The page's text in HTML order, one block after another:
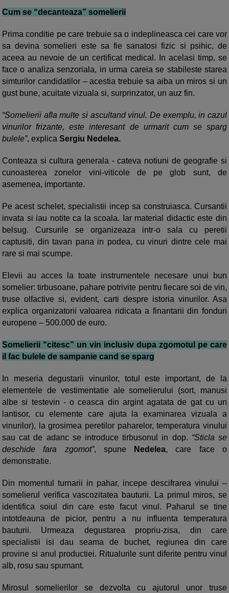
Cum se “decanteaza” somelierii
Prima conditie pe care trebuie sa o indeplineasca cei care vor
sa devina somelieri este sa fie sanatosi fizic si psihic, de
aceea au nevoie de un certificat medical. In acelasi timp, se
face o analiza senzoriala, in urma careia se stabileste starea
simturilor candidatilor – acestia trebuie sa aiba un miros si un
gust bune, acuitate vizuala si, surprinzator, un auz fin.
“Somelierii afla multe si ascultand vinul. De exemplu, in cazul
vinurilor frizante, este interesant de urmarit cum se sparg
bulele”, explica Sergiu Nedelea.
Conteaza si cultura generala - cateva notiuni de geografie si
cunoasterea zonelor vini-viticole de pe glob sunt, de
asemenea, importante.
Pe acest schelet, specialistii incep sa construiasca. Cursantii
invata si iau notite ca la scoala. Iar material didactic este din
belsug. Cursurile se organizeaza intr-o sala cu peretii
captusiti, din tavan pana in podea, cu vinuri dintre cele mai
rare si mai scumpe.
Elevii au acces la toate instrumentele necesare unui bun
somelier: tirbusoane, pahare potrivite pentru fiecare soi de vin,
truse olfactive si, evident, carti despre istoria vinurilor. Asa
explica organizatorii valoarea ridicata a finantarii din fonduri
europene – 500.000 de euro.
Somelierii “citesc” un vin inclusiv dupa zgomotul pe care
il fac bulele de sampanie cand se sparg
In meseria degustarii vinurilor, totul este important, de la
elementele de vestimentatie ale somelierului (sort, manusi
albe si testevin - o ceasca din argint agatata de gat cu un
lantisor, cu elemente care ajuta la examinarea vizuala a
vinurilor), la grosimea peretilor paharelor, temperatura vinului
sau cat de adanc se introduce tirbusonul in dop. “Sticla se
deschide fara zgomot”, spune Nedelea, care face o
demonstratie.
Din momentul turnarii in pahar, incepe descifrarea vinului –
somelierul verifica vascozitatea bauturii. La primul miros, se
identifica soiul din care este facut vinul. Paharul se tine
intotdeauna de picior, pentru a nu influenta temperatura
bauturii. Urmeaza degustarea propriu-zisa, din care
specialistii isi dau seama de buchet, regiunea din care
provine si anul productiei. Ritualurile sunt diferite pentru vinul
alb, rosu sau spumant.
Mirosul somelierilor se dezvolta cu ajutorul unor truse